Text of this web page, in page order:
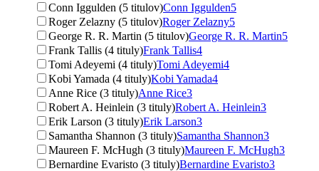
Conn Iggulden (5 titulov)Conn Iggulden5
Roger Zelazny (5 titulov)Roger Zelazny5
George R. R. Martin (5 titulov)George R. R. Martin5
Frank Tallis (4 tituly)Frank Tallis4
Tomi Adeyemi (4 tituly)Tomi Adeyemi4
Kobi Yamada (4 tituly)Kobi Yamada4
Anne Rice (3 tituly)Anne Rice3
Robert A. Heinlein (3 tituly)Robert A. Heinlein3
Erik Larson (3 tituly)Erik Larson3
Samantha Shannon (3 tituly)Samantha Shannon3
Maureen F. McHugh (3 tituly)Maureen F. McHugh3
Bernardine Evaristo (3 tituly)Bernardine Evaristo3